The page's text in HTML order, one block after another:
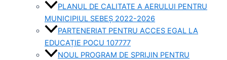
PLANUL DE CALITATE A AERULUI PENTRU
MUNICIPIUL SEBEȘ 2022-2026
PARTENERIAT PENTRU ACCES EGAL LA
EDUCAȚIE POCU 107777
NOUL PROGRAM DE SPRIJIN PENTRU